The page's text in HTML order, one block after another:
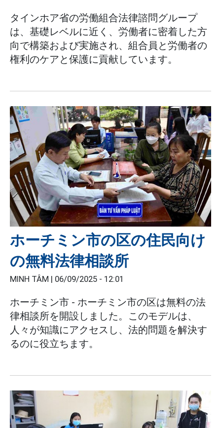
タインホア省の労働組合法律諮問グループ
は、基礎レベルに近く、労働者に密着した方
向で構築および実施され、組合員と労働者の
権利のケアと保護に貢献しています。
ホーチミン市の区の住民向け
の無料法律相談所
MINH TÂM | 06/09/2025 - 12:01
ホーチミン市 - ホーチミン市の区は無料の法
律相談所を開設しました。このモデルは、
人々が知識にアクセスし、法的問題を解決す
るのに役立ちます。